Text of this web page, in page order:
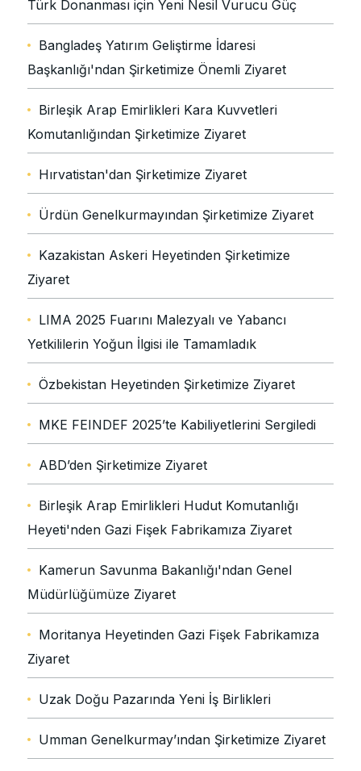
Türk Donanması için Yeni Nesil Vurucu Güç
Bangladeş Yatırım Geliştirme İdaresi
Başkanlığı'ndan Şirketimize Önemli Ziyaret
Birleşik Arap Emirlikleri Kara Kuvvetleri
Komutanlığından Şirketimize Ziyaret
Hırvatistan'dan Şirketimize Ziyaret
Ürdün Genelkurmayından Şirketimize Ziyaret
Kazakistan Askeri Heyetinden Şirketimize
Ziyaret
LIMA 2025 Fuarını Malezyalı ve Yabancı
Yetkililerin Yoğun İlgisi ile Tamamladık
Özbekistan Heyetinden Şirketimize Ziyaret
MKE FEINDEF 2025’te Kabiliyetlerini Sergiledi
ABD’den Şirketimize Ziyaret
Birleşik Arap Emirlikleri Hudut Komutanlığı
Heyeti'nden Gazi Fişek Fabrikamıza Ziyaret
Kamerun Savunma Bakanlığı'ndan Genel
Müdürlüğümüze Ziyaret
Moritanya Heyetinden Gazi Fişek Fabrikamıza
Ziyaret
Uzak Doğu Pazarında Yeni İş Birlikleri
Umman Genelkurmay’ından Şirketimize Ziyaret